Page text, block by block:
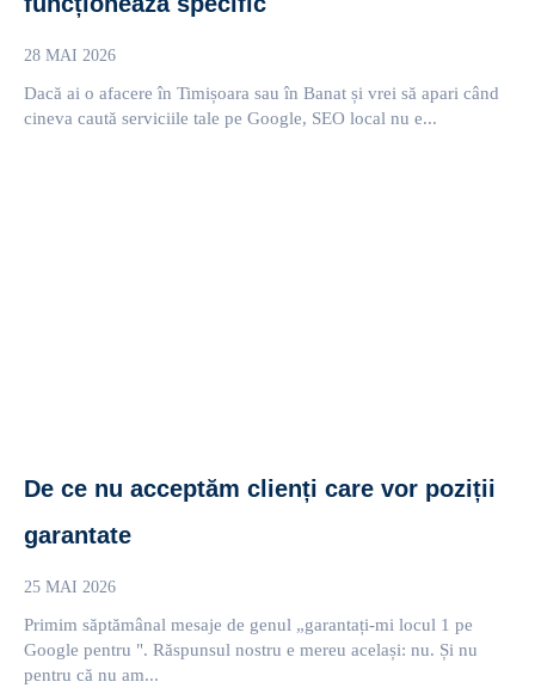
28 MAI 2026
Dacă ai o afacere în Timișoara sau în Banat și vrei să apari când
cineva caută serviciile tale pe Google, SEO local nu e...
De ce nu acceptăm clienți care vor poziții
garantate
25 MAI 2026
Primim săptămânal mesaje de genul „garantați-mi locul 1 pe
Google pentru ". Răspunsul nostru e mereu același: nu. Și nu
pentru că nu am...